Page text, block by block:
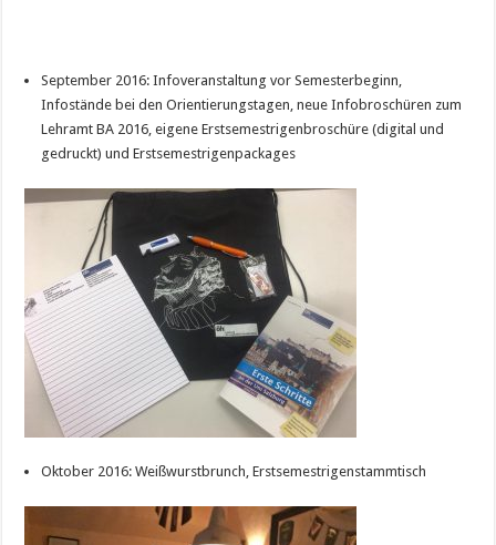
September 2016: Infoveranstaltung vor Semesterbeginn,
Infostände bei den Orientierungstagen, neue Infobroschüren zum
Lehramt BA 2016, eigene Erstsemestrigenbroschüre (digital und
gedruckt) und Erstsemestrigenpackages
Oktober 2016: Weißwurstbrunch, Erstsemestrigenstammtisch